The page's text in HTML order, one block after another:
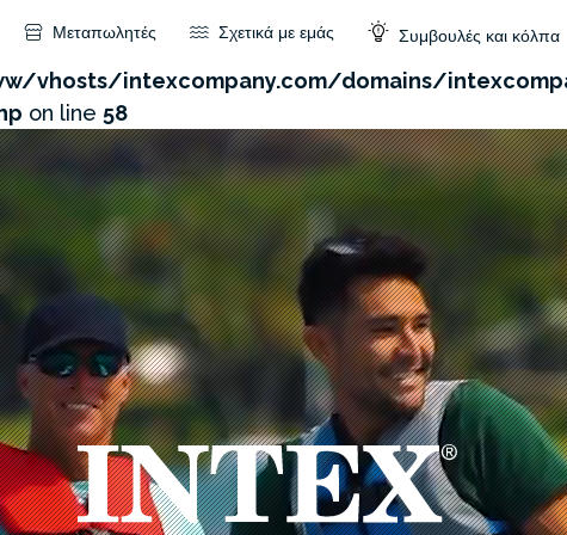
product/
vhosts/intexcompany.com/domains/
on line 58
Μεταπωλητές Σχετικά με εμάς Συμβουλές και κόλπα